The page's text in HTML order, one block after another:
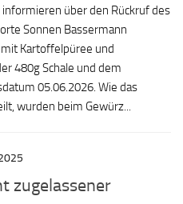
informieren über den Rückruf des
Sonnen Bassermann
Kartoffelpüree und
480g Schale und dem
05.06.2026. Wie das
wurden beim Gewürz...
zugelassener